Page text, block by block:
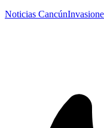
Noticias Cancún